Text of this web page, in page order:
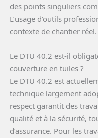
des points singuliers
L’usage d’outils
contexte de chantier réel.
Le DTU 40.2 est-il
couverture en tuiles ?
Le DTU 40.2 est
technique largement
respect garantit des
qualité et à la sécurité,
d’assurance. Pour les